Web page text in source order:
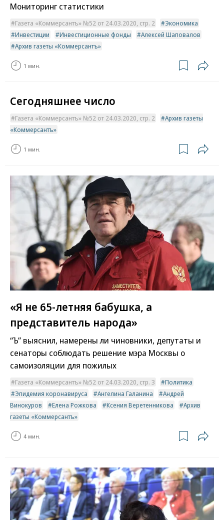
Мониторинг статистики
Газета «Коммерсантъ» №52 от 24.03.2020, стр. 2
Экономика
Инвестиции
Инвестиционные фонды
Алексей Шаповалов
Архив газеты «Коммерсантъ»
1 мин.
Сегодняшнее число
Газета «Коммерсантъ» №52 от 24.03.2020, стр. 2
Архив газеты
«Коммерсантъ»
1 мин.
«Я не 65-летняя бабушка, а
представитель народа»
“Ъ” выяснил, намерены ли чиновники, депутаты и
сенаторы соблюдать решение мэра Москвы о
самоизоляции для пожилых
Газета «Коммерсантъ» №52 от 24.03.2020, стр. 3
Политика
Эпидемия коронавируса
Ангелина Галанина
Андрей
Винокуров
Елена Рожкова Ксения Веретенникова
Архив
газеты «Коммерсантъ»
4 мин.